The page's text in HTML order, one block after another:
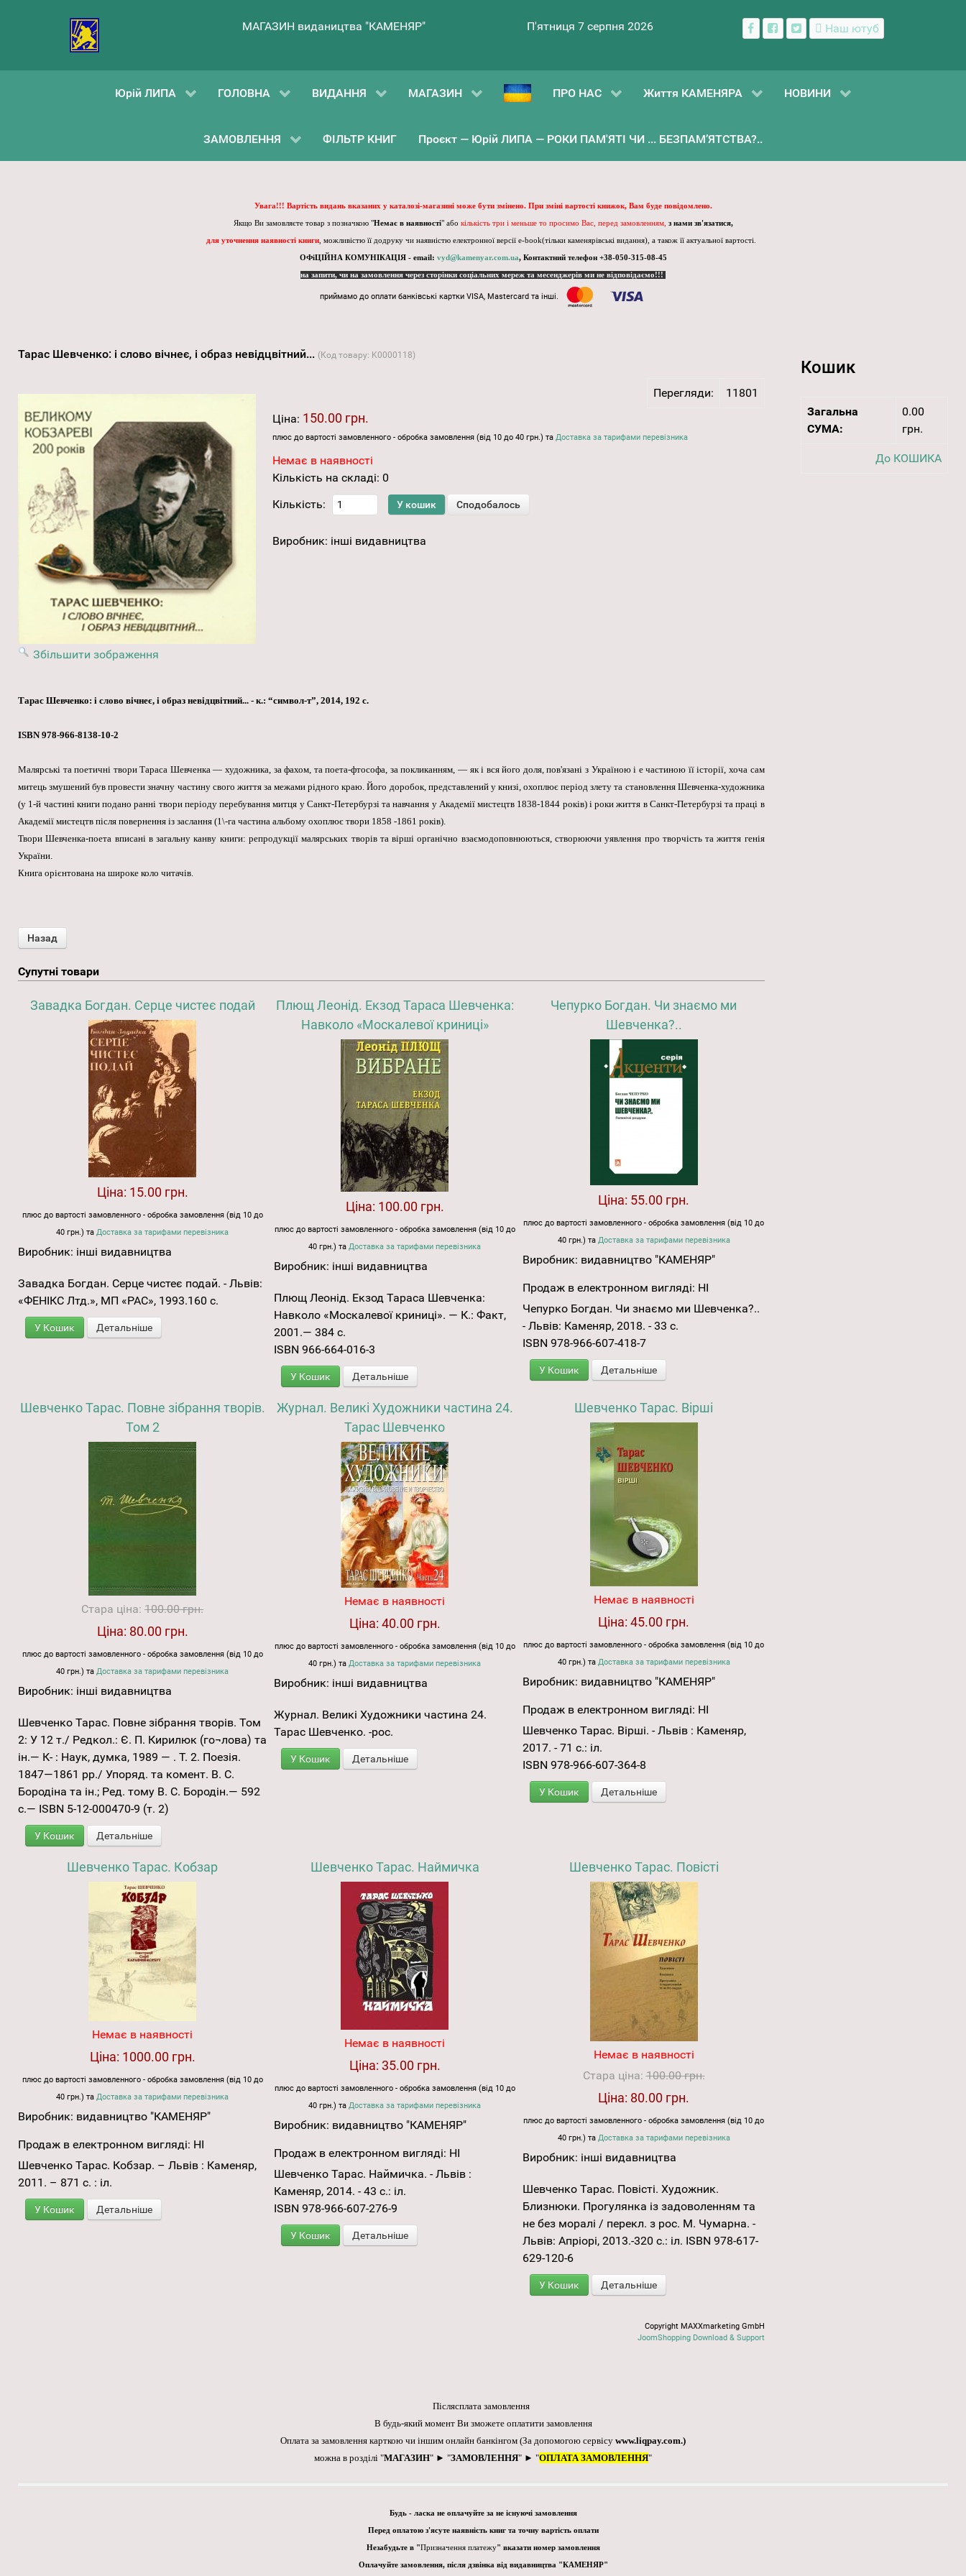
МАГАЗИН видаництва "КАМЕНЯР" П'ятниця 7 серпня 2026 Наш ютуб
Юрій ЛИПА ГОЛОВНА ВИДАННЯ МАГАЗИН ПРО НАС Життя КАМЕНЯРА НОВИНИ
ЗАМОВЛЕННЯ ФІЛЬТР КНИГ Проєкт — Юрій ЛИПА — РОКИ ПАМ'ЯТІ ЧИ ... БЕЗПАМ’ЯТСТВА?..
Увага!!! Вартість видань вказаних у каталозі-магазині може бути змінено. При зміні вартості книжок, Вам буде повідомлено.
Якщо Ви замовляєте товар з позначкою "Немає в наявності" або кількість три і меньше то просимо Вас, перед замовленням, з нами зв'язатися,
для уточнення наявності книги, можливістю її додруку чи наявністю електронної версії e-book(тільки каменярівські видання), а також її актуальної вартості.
ОФіЦІЙНА КОМУНІКАЦІЯ - email: vyd@kamenyar.com.ua, Контактний телефон +38-050-315-08-45
на запити, чи на замовлення через сторінки соціальних мереж та месенджерів ми не відповідаємо!!!
приймамо до оплати банківські картки VISA, Mastercard та інші.
Тарас Шевченко: i слово вічнеє, i образ невідцвітний... (Код товару: K0000118)
Перегляди: 11801
Збільшити зображення
Ціна: 150.00 грн.
плюс до вартості замовленного - обробка замовлення (від 10 до 40 грн.) та Доставка за тарифами перевізника
Немає в наявності
Кількість на складі: 0
Кількість:
Виробник: інші видавництва
Тарас Шевченко: i слово вічнеє, i образ невідцвітний... - к.: “символ-т”, 2014, 192 с.
ISBN 978-966-8138-10-2
Малярські та поетичні твори Тараса Шевченка — художника, за фахом, та поета-фтософа, за покликанням, — як і вся його доля, пов'язані з Україною і е частиною її історії, хоча сам
митець змушений був провести значну частину свого життя за межами рідного краю. Його доробок, представлений у книзі, охоплює період злету та становлення Шевченка-художника
(у 1-й частині книги подано ранні твори періоду перебування митця у Санкт-Петербурзі та навчання у Академії мистецтв 1838-1844 років) і роки життя в Санкт-Петербурзі та праці в
Академії мистецтв після повернення із заслання (1\-га частина альбому охоплює твори 1858 -1861 років).
Твори Шевченка-поета вписані в загальну канву книги: репродукції малярських творів та вірші органічно взаємодоповнюються, створюючи уявлення про творчість та життя генія
України.
Книга орієнтована на широке коло читачів.
Супутні товари
Завадка Богдан. Серце чистеє подай
Ціна: 15.00 грн.
плюс до вартості замовленного - обробка замовлення (від 10 до
40 грн.) таДоставка за тарифами перевізника
Виробник: інші видавництва
Завадка Богдан. Серце чистеє подай. - Львів:
«ФЕНІКС Лтд.», МП «РАС», 1993.160 с.
У Кошик Детальніше
Плющ Леонід. Екзод Тараса Шевченка:
Навколо «Москалевої криниці»
Ціна: 100.00 грн.
плюс до вартості замовленного - обробка замовлення (від 10 до
40 грн.) таДоставка за тарифами перевізника
Виробник: інші видавництва
Плющ Леонід. Екзод Тараса Шевченка:
Навколо «Москалевої криниці». — К.: Факт,
2001.— 384 с.
ISBN 966-664-016-3
У Кошик Детальніше
Чепурко Богдан. Чи знаємо ми
Шевченка?..
Ціна: 55.00 грн.
плюс до вартості замовленного - обробка замовлення (від 10 до
40 грн.) та Доставка за тарифами перевізника
Виробник: видавництво "КАМЕНЯР"
Продаж в електронном вигляді: НІ
Чепурко Богдан. Чи знаємо ми Шевченка?..
- Львів: Каменяр, 2018. - 33 с.
ISBN 978-966-607-418-7
У Кошик Детальніше
Шевченко Тарас. Повне зібрання творів.
Том 2
Стара ціна:100.00 грн.
Ціна: 80.00 грн.
плюс до вартості замовленного - обробка замовлення (від 10 до
40 грн.) таДоставка за тарифами перевізника
Виробник: інші видавництва
Шевченко Тарас. Повне зібрання творів. Том
2: У 12 т./ Редкол.: Є. П. Кирилюк (го¬лова) та
ін.— К- : Наук, думка, 1989 — . Т. 2. Поезія.
1847—1861 рр./ Упоряд. та комент. В. С.
Бородіна та ін.; Ред. тому В. С. Бородін.— 592
с.— ISBN 5-12-000470-9 (т. 2)
У Кошик Детальніше
Журнал. Великі Художники частина 24.
Тарас Шевченко
Немає в наявності
Ціна: 40.00 грн.
плюс до вартості замовленного - обробка замовлення (від 10 до
40 грн.) таДоставка за тарифами перевізника
Виробник: інші видавництва
Журнал. Великі Художники частина 24.
Тарас Шевченко. -рос.
У Кошик Детальніше
Шевченко Тарас. Вірші
Немає в наявності
Ціна: 45.00 грн.
плюс до вартості замовленного - обробка замовлення (від 10 до
40 грн.) та Доставка за тарифами перевізника
Виробник: видавництво "КАМЕНЯР"
Продаж в електронном вигляді: НІ
Шевченко Тарас. Вірші. - Львів : Каменяр,
2017. - 71 с.: іл.
ISBN 978-966-607-364-8
У Кошик Детальніше
Шевченко Тарас. Кобзар
Немає в наявності
Ціна: 1000.00 грн.
плюс до вартості замовленного - обробка замовлення (від 10 до
40 грн.) таДоставка за тарифами перевізника
Виробник: видавництво "КАМЕНЯР"
Продаж в електронном вигляді: НІ
Шевченко Тарас. Кобзар. – Львів : Каменяр,
2011. – 871 с. : іл.
У Кошик Детальніше
Шевченко Тарас. Наймичка
Немає в наявності
Ціна: 35.00 грн.
плюс до вартості замовленного - обробка замовлення (від 10 до
40 грн.) таДоставка за тарифами перевізника
Виробник: видавництво "КАМЕНЯР"
Продаж в електронном вигляді: НІ
Шевченко Тарас. Наймичка. - Львів :
Каменяр, 2014. - 43 с.: іл.
ISBN 978-966-607-276-9
У Кошик Детальніше
Шевченко Тарас. Повісті
Немає в наявності
Стара ціна:100.00 грн.
Ціна: 80.00 грн.
плюс до вартості замовленного - обробка замовлення (від 10 до
40 грн.) та Доставка за тарифами перевізника
Виробник: інші видавництва
Шевченко Тарас. Повісті. Художник.
Близнюки. Прогулянка із задоволенням та
не без моралі / перекл. з рос. М. Чумарна. -
Львів: Апріорі, 2013.-320 с.: іл. ISBN 978-617-
629-120-6
У Кошик Детальніше
Copyright MAXXmarketing GmbH
JoomShopping Download & Support
Кошик
Загальна
СУМА:
0.00
грн.
До КОШИКА
Післясплата замовлення
В будь-який момент Ви зможете оплатити замовлення
Оплата за замовлення карткою чи іншим онлайн банкінгом (За допомогою сервісу www.liqpay.com.)
можна в розділі "МАГАЗИН" ► "ЗАМОВЛЕННЯ" ► "ОПЛАТА ЗАМОВЛЕННЯ"
Будь - ласка не оплачуйте за не існуючі замовлення
Перед оплатою з'ясуте наявність книг та точну вартість оплати
Незабудьте в "Призначення платежу" вказати номер замовлення
Оплачуйте замовлення, після дзвінка від видавництва "КАМЕНЯР"